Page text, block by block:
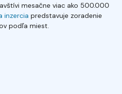
mesačne viac ako 500.000
inzercia predstavuje zoradenie
podľa miest.